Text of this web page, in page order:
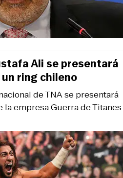
de TNA se presentará
la empresa Guerra de Titanes
Ali se presentará
ring chileno